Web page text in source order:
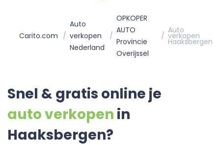
Carito.com
Auto
verkopen
Nederland
OPKOPER
AUTO
Provincie
Overijssel
Auto
verkopen
Haaksbergen
Snel & gratis online je
auto verkopen in
Haaksbergen?